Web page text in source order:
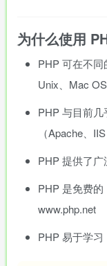
为什么使用
PHP 可在不同
Unix、Mac OS
PHP 与目前
（Apache、IIS
PHP 提供了
PHP 是免费的
www.php.net
PHP 易于学